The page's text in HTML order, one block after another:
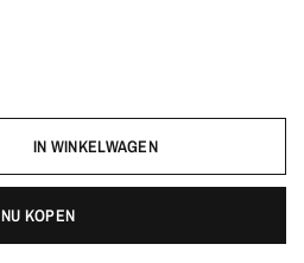
IN WINKELWAGEN
NU KOPEN